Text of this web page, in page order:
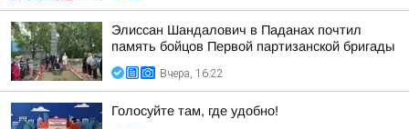
Элиссан Шандалович в Паданах почтил
память бойцов Первой партизанской бригады
Вчера, 16:22
Голосуйте там, где удобно!